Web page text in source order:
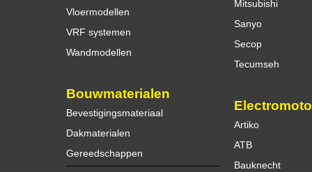
Vloermodellen
VRF systemen
Wandmodellen
Bouwmaterialen
Bevestigingsmateriaal
Dakmaterialen
Gereedschappen
Mitsubishi
Sanyo
Secop
Tecumseh
Artiko
ATB
Bauknecht